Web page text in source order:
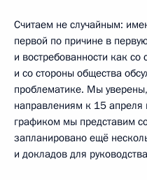
Считаем не случайным:
первой по причине в
и востребованности как со
и со стороны общества
проблематике. Мы
направлениям к 15 апреля
графиком мы представим
запланировано ещё
и докладов для